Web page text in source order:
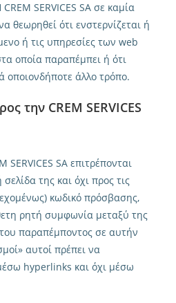
SERVICES SA σε καμία
θεωρηθεί ότι ενστερνίζεται ή
ή τις υπηρεσίες των web
οποία παραπέμπει ή ότι
οποιονδήποτε άλλο τρόπο.
την CREM SERVICES
SERVICES SA επιτρέπονται
της και όχι προς τις
κωδικό πρόσβασης,
ρητή συμφωνία μεταξύ της
του παραπέμποντος σε αυτήν
αυτοί πρέπει να
hyperlinks και όχι μέσω